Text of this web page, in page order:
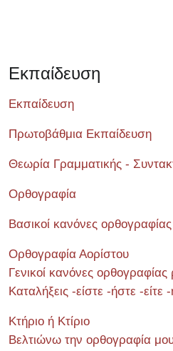
Εκπαίδευση
Εκπαίδευση
Πρωτοβάθμια Εκπαίδευση
Θεωρία Γραμματικής -
Ορθογραφία
Βασικοί κανόνες
Ορθογραφία Αορίστου
Γενικοί κανόνες
Καταλήξεις -είστε -ήστε -είτε -
Κτήριο ή Κτίριο
Βελτιώνω την ορθογραφία